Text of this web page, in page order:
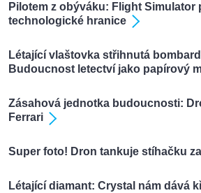
Pilotem z obýváku: Flight Simulator
technologické hranice
Létající vlaštovka střihnutá
Budoucnost letectví jako papírový
Zásahová jednotka budoucnosti:
Ferrari
Super foto! Dron tankuje stíhačku
Létající diamant: Crystal nám dává